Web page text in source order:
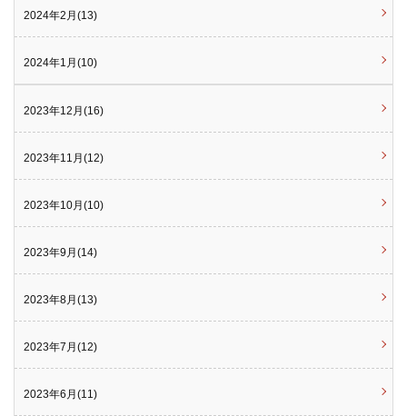
2024年2月(13)
2024年1月(10)
2023年12月(16)
2023年11月(12)
2023年10月(10)
2023年9月(14)
2023年8月(13)
2023年7月(12)
2023年6月(11)